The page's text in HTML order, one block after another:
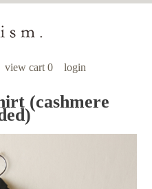
view cart 0 login
(cashmere